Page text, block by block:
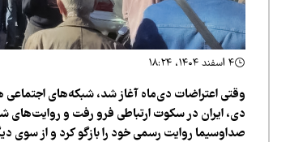
۴ اسفند ۱۴۰۴، ۱۸:۲۴
دی، ایران در سکوت ارتباطی فرو رفت و روایت‌های